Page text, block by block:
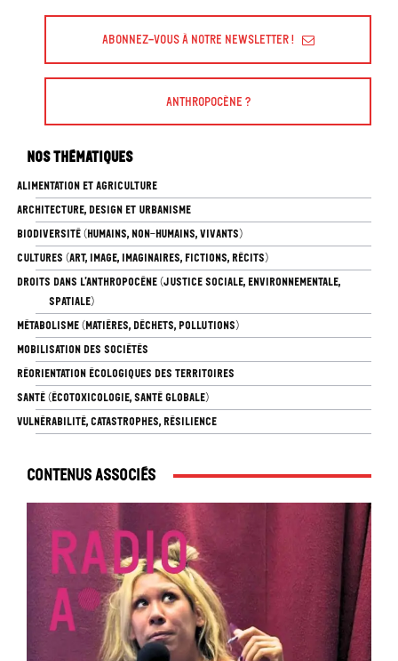
Abonnez-vous à Notre Newsletter !
Anthropocène ?
Nos thématiques
ALIMENTATION ET AGRICULTURE
ARCHITECTURE, DESIGN ET URBANISME
BIODIVERSITÉ (HUMAINS, NON-HUMAINS, VIVANTS)
CULTURES (ART, IMAGE, IMAGINAIRES, FICTIONS, RÉCITS)
DROITS DANS L’ANTHROPOCÈNE (JUSTICE SOCIALE, ENVIRONNEMENTALE,
SPATIALE)
MÉTABOLISME (MATIÈRES, DÉCHETS, POLLUTIONS)
MOBILISATION DES SOCIÉTÉS
RÉORIENTATION ÉCOLOGIQUES DES TERRITOIRES
SANTÉ (ÉCOTOXICOLOGIE, SANTÉ GLOBALE)
VULNÉRABILITÉ, CATASTROPHES, RÉSILIENCE
Contenus associés